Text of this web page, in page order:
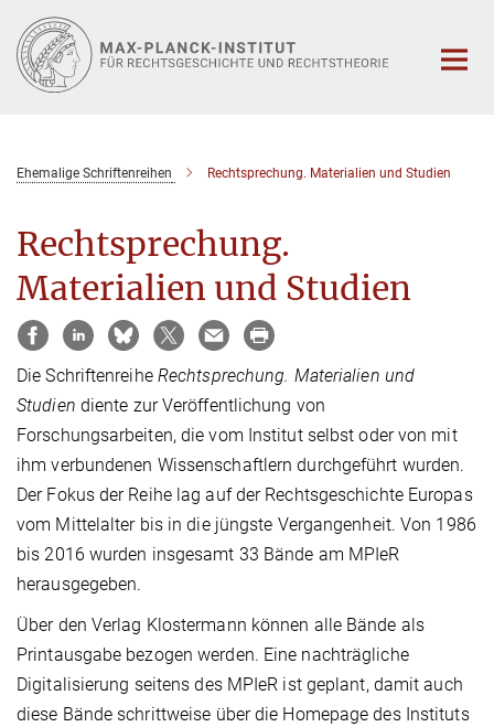
Hauptinhalt
Ehemalige Schriftenreihen Rechtsprechung. Materialien und Studien
Rechtsprechung.
Materialien und Studien
Die Schriftenreihe Rechtsprechung. Materialien und
Studien diente zur Veröffentlichung von
Forschungsarbeiten, die vom Institut selbst oder von mit
ihm verbundenen Wissenschaftlern durchgeführt wurden.
Der Fokus der Reihe lag auf der Rechtsgeschichte Europas
vom Mittelalter bis in die jüngste Vergangenheit. Von 1986
bis 2016 wurden insgesamt 33 Bände am MPIeR
herausgegeben.
Über den Verlag Klostermann können alle Bände als
Printausgabe bezogen werden. Eine nachträgliche
Digitalisierung seitens des MPIeR ist geplant, damit auch
diese Bände schrittweise über die Homepage des Instituts